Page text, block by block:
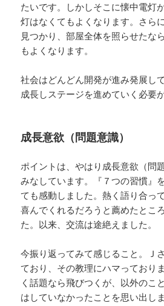
たいです。しかしそこに懐中電灯
灯はなくてもよくなります。さら
見つかり、部屋全体を照らせたな
もよくなります。
社会はどんどん開発が進み発展し
成長しステージを進めていく必要
成長意欲（問題意識）
ポイントは、やはり成長意欲（問
みなしています。『７つの習慣』
ても感動しました。熱く語り合っ
喜んでくれるだろうと薦めたとこ
た。以来、交流は途絶えました。
今振り返ってみて感じること。Ｊ
ており、その教理にハマっており
く話題なら飛びつくが、以外のこ
はしていなかったことを思い出しま